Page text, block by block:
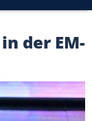
der EM-